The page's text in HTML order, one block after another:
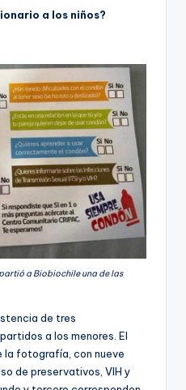
a los niños?
a Biobiochile una de las
de tres
a los menores. El
la fotografía, con nueve
de preservativos, VIH y